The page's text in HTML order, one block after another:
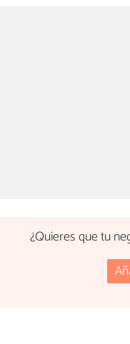
¿Quieres que tu